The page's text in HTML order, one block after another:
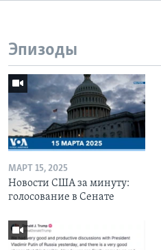
Эпизоды
МАРТ 15, 2025
Новости США за минуту:
голосование в Сенате